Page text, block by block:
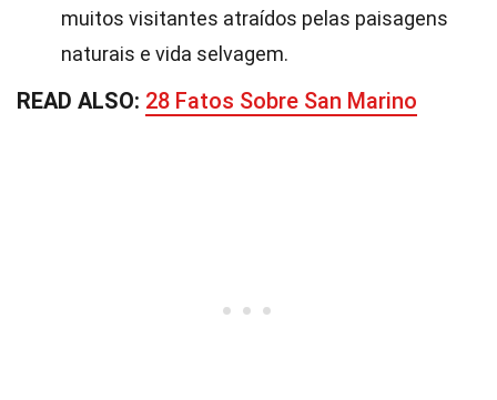
muitos visitantes atraídos pelas paisagens
naturais e vida selvagem.
READ ALSO: 28 Fatos Sobre San Marino